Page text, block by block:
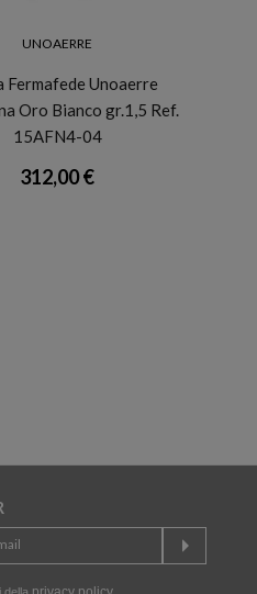
UNOAERRE
Fermafede Unoaerre
Oro Bianco gr.1,5 Ref.
15AFN4-04
312,00 €